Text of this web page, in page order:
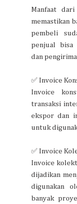
Manfaat
memastikan
pembeli
penjual bisa
dan
✅ Invoice
Invoice
transaksi
ekspor dan
untuk
✅ Invoice
Invoice
dijadikan
digunakan
banyak